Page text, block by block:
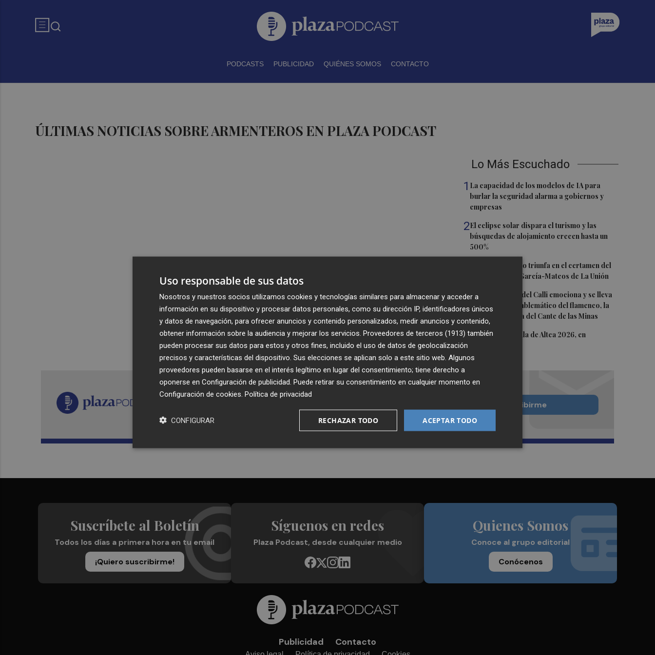
PODCASTS PUBLICIDAD QUIÉNES SOMOS CONTACTO
ÚLTIMAS NOTICIAS SOBRE ARMENTEROS EN PLAZA PODCAST
Lo Más Escuchado
1 La capacidad de los modelos de IA para
burlar la seguridad alarma a gobiernos y
empresas
2El eclipse solar dispara el turismo y las
búsquedas de alojamiento crecen hasta un
500%
El cubano Papillo triunfa en el certamen del
Trovo Pascual García-Mateos de La Unión
4El cantaor Rafa del Calli emociona y se lleva
el trofeo más emblemático del flamenco, la
Lámpara Minera del Cante de las Minas
5El Castell de l'Olla de Altea 2026, en
Recibe toda la actualidad de
Plaza Podcast en tu correo
Quiero suscribirme
Suscríbete al Boletín
Todos los días a primera hora en tu email
¡Quiero suscribirme!
Síguenos en redes
Plaza Podcast, desde cualquier medio
Quienes Somos
Conoce al grupo editorial
Conócenos
Publicidad Contacto
Uso responsable de sus datos
Nosotros y nuestros socios utilizamos cookies y tecnologías similares para almacenar y acceder a
información en su dispositivo y procesar datos personales, como su dirección IP, identificadores únicos
y datos de navegación, para ofrecer anuncios y contenido personalizados, medir anuncios y contenido,
obtener información sobre la audiencia y mejorar los servicios. Proveedores de terceros (1913) también
pueden procesar sus datos para estos y otros fines, incluido el uso de datos de geolocalización
precisos y características del dispositivo. Sus elecciones se aplican solo a este sitio web. Algunos
proveedores pueden basarse en el interés legítimo en lugar del consentimiento; tiene derecho a
oponerse en Configuración de publicidad . Puede retirar su consentimiento en cualquier momento en
Configuración de cookies Política de privacidad
ACEPTAR TODO
RECHAZAR TODO
CONFIGURAR